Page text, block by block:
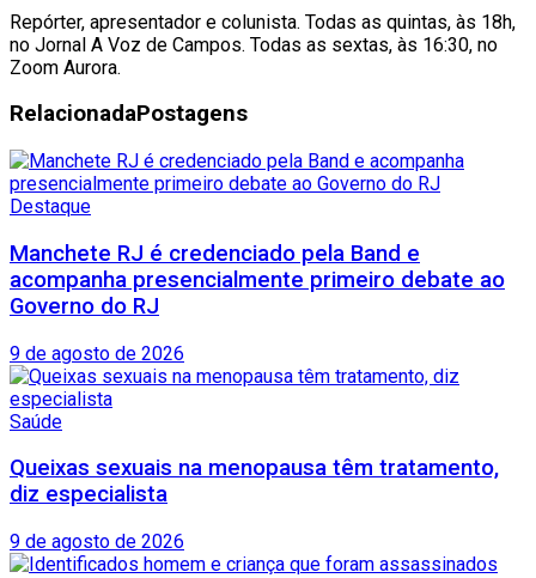
Repórter, apresentador e colunista. Todas as quintas, às 18h,
no Jornal A Voz de Campos. Todas as sextas, às 16:30, no
Zoom Aurora.
RelacionadaPostagens
Destaque
Manchete RJ é credenciado pela Band e
acompanha presencialmente primeiro debate ao
Governo do RJ
9 de agosto de 2026
Saúde
Queixas sexuais na menopausa têm tratamento,
diz especialista
9 de agosto de 2026